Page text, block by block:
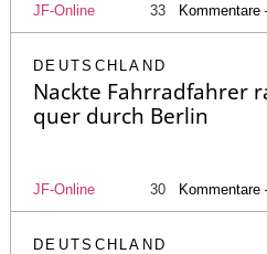
JF-Online 33
DEUTSCHLAND
Nackte Fahrradfahrer
quer durch Berlin
JF-Online 30
DEUTSCHLAND